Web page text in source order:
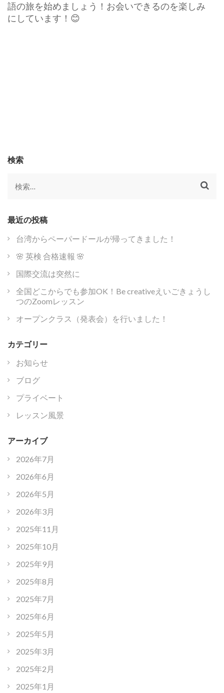
語の旅を始めましょう！お会いできるのを楽しみ
にしています！😊
検索
検
最近の投稿
台湾からペーパードールが帰ってきました！
🌸 英検 合格速報 🌸
国際交流は突然に
全国どこからでも参加OK！Be creativeえいごきょうし
つのZoomレッスン
オープンクラス（発表会）を行いました！
カテゴリー
お知らせ
ブログ
プライベート
レッスン風景
アーカイブ
2026年7月
2026年6月
2026年5月
2026年3月
2025年11月
2025年10月
2025年9月
2025年8月
2025年7月
2025年6月
2025年5月
2025年3月
2025年2月
2025年1月